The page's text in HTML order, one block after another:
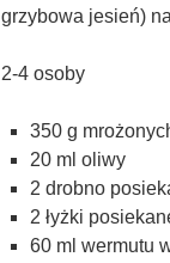
grzybowa jesień)
2-4 osoby
350 g
20 ml oliwy
2 drobno
2 łyżki
60 ml wermutu